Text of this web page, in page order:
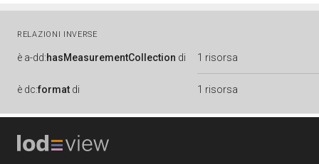
RELAZIONI INVERSE
è a-dd:hasMeasurementCollection di 1 risorsa
è dc:format di 1 risorsa